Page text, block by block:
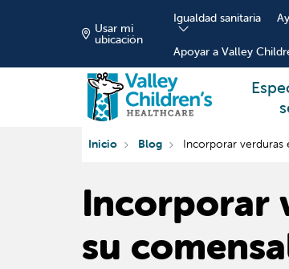
Usar mi
ubicación
Igualdad sanitaria
Apoyar a Valley
Inicio Blog Incorporar verduras
Incorporar
su